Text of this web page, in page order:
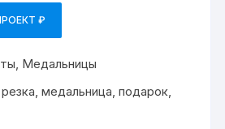
₽
Медальницы
,медальница ,подарок